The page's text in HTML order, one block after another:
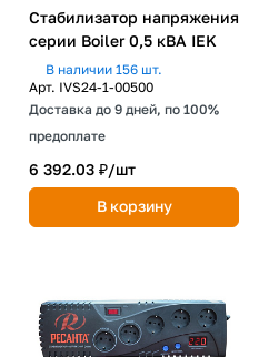
Стабилизатор напряжения
серии Boiler 0,5 кВА IEK
В наличии 156 шт.
Арт. IVS24-1-00500
Доставка до 9 дней, по 100%
предоплате
6 392.03 ₽/шт
В корзину